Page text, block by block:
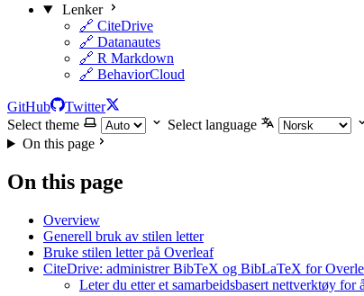
Lenker
🔗 CiteDrive
🔗 Datanautes
🔗 R Markdown
🔗 BehaviorCloud
GitHub
Twitter
Select theme
Select language
On this page
On this page
Overview
Generell bruk av stilen letter
Bruke stilen letter på Overleaf
CiteDrive: administrer BibTeX og BibLaTeX for
Leter du etter et samarbeidsbasert nettverktøy